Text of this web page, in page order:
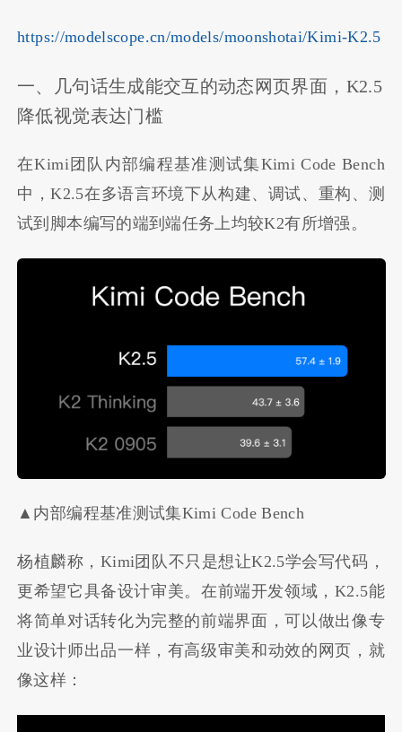
https://modelscope.cn/models/moonshotai/Kimi-K2.5
一、几句话生成能交互的动态网页界面，K2.5
降低视觉表达门槛
在Kimi团队内部编程基准测试集Kimi Code Bench
中，K2.5在多语言环境下从构建、调试、重构、测
试到脚本编写的端到端任务上均较K2有所增强。
▲内部编程基准测试集Kimi Code Bench
杨植麟称，Kimi团队不只是想让K2.5学会写代码，
更希望它具备设计审美。在前端开发领域，K2.5能
将简单对话转化为完整的前端界面，可以做出像专
业设计师出品一样，有高级审美和动效的网页，就
像这样：